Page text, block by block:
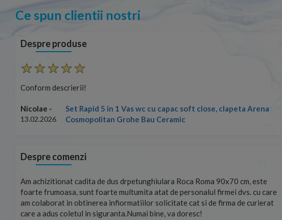
Ce spun clientii nostri
Despre produse
Conform descrierii!
Nicolae - 13.02.2026
Despre comenzi
Foarte prompți, am cerut detalii despre produs care nu erau pe site și le-am
primit imediat. După ce am plasat comanda, aceasta a ajuns foarte repede.
Mulțumesc!